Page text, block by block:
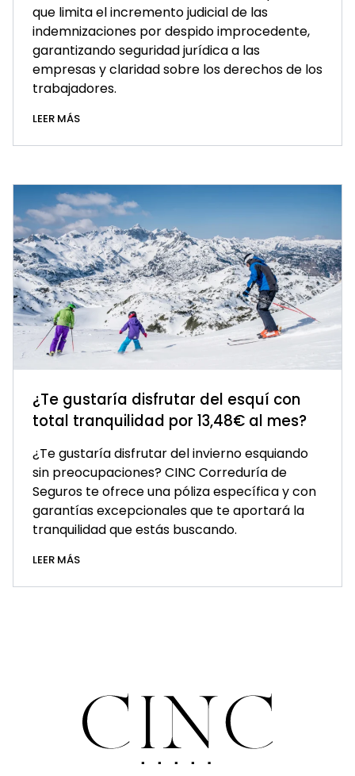
que limita el incremento judicial de las
indemnizaciones por despido improcedente,
garantizando seguridad jurídica a las
empresas y claridad sobre los derechos de los
trabajadores.
LEER MÁS
¿Te gustaría disfrutar del esquí con
total tranquilidad por 13,48€ al mes?
¿Te gustaría disfrutar del invierno esquiando
sin preocupaciones? CINC Correduría de
Seguros te ofrece una póliza específica y con
garantías excepcionales que te aportará la
tranquilidad que estás buscando.
LEER MÁS